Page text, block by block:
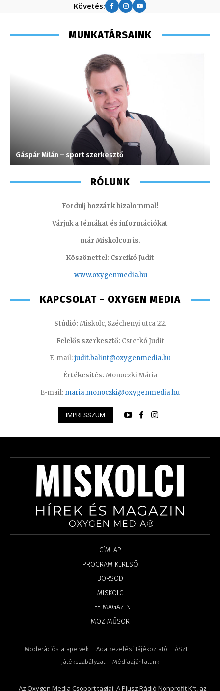
Követés:
MUNKATÁRSAINK
Gáspár Milán – sport szerkesztő
RÓLUNK
Fordulj hozzánk bizalommal!
Várjuk a témákat és információkat
már Miskolcon is.
Köszönettel: Csrefkó Judit
www.oxygenmedia.hu
KAPCSOLAT - OXYGEN MEDIA
Stúdió: Miskolc, Széchenyi utca 22.
Felelős szerkesztő: Csrefkó Judit
E-mail:judit.balint@oxygenmedia.hu
Értékesítés: Monoczki Mária
E-mail: maria.monoczki@oxygenmedia.hu
IMPRESSZUM
CÍMLAP
PROGRAM KERESŐ
BORSOD
MISKOLC
LIFE MAGAZIN
MOZIMŰSOR
Moderációs alapelvek Adatkezelési tájékoztató
ÁSZF
Játékszabályzat
Médiaajánlatunk
Az Oxygen Media Csoport tagjai: A Plusz Rádió Nonprofit Kft, az